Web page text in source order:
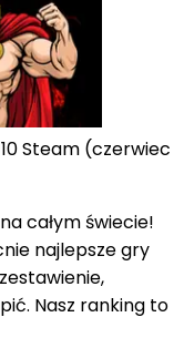
Steam (czerwiec
całym świecie!
najlepsze gry
Nasz ranking to